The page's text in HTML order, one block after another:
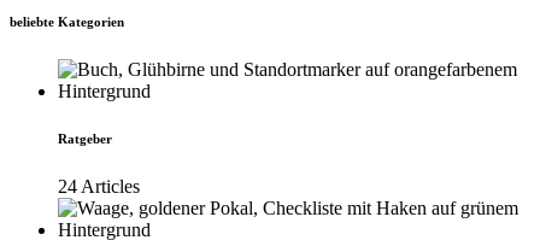
beliebte Kategorien
Ratgeber
24 Articles